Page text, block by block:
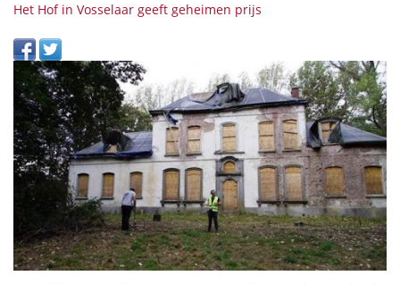
Het Hof in Vosselaar geeft geheimen prijs